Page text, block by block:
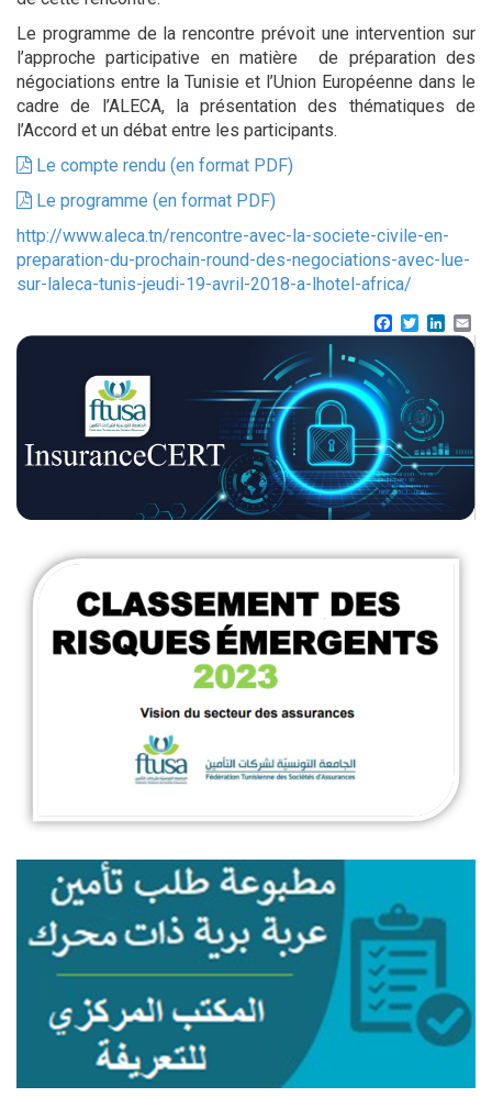
Le programme de la rencontre prévoit une intervention sur
l’approche participative en matière de préparation des
négociations entre la Tunisie et l’Union Européenne dans le
cadre de l’ALECA, la présentation des thématiques de
l’Accord et un débat entre les participants.
Le compte rendu (en format PDF)
Le programme (en format PDF)
http://www.aleca.tn/rencontre-avec-la-societe-civile-en-
preparation-du-prochain-round-des-negociations-avec-lue-
sur-laleca-tunis-jeudi-19-avril-2018-a-lhotel-africa/
Facebook
Twitter